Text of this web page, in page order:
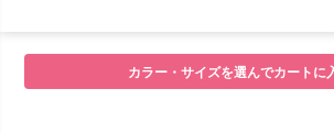
カラー・サイズを選んでカートに